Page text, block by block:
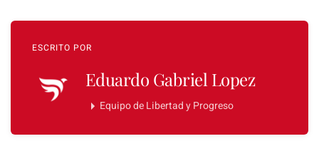
ESCRITO POR
Eduardo Gabriel Lopez
Equipo de Libertad y Progreso